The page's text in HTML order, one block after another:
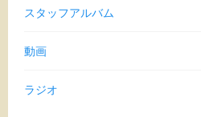
スタッフアルバム
動画
ラジオ